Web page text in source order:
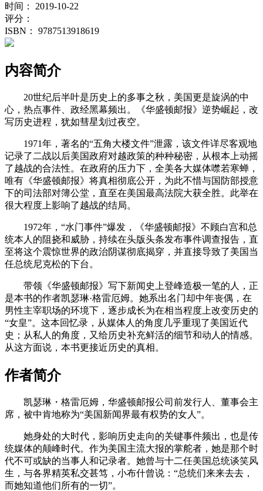
时间：
2019-10-22
评分：
ISBN：
9787513918619
内容简介
20世纪后半叶是历史上的多事之秋，美国更是旋涡的中
心，热点事件、政经黑幕频出。《华盛顿邮报》逆势崛起，改
写历史进程，犹如彗星划过夜空。
1971年，著名的“五角大楼文件”泄露，该文件详尽客观地
记录了二战以后美国政府对越政策的种种秘密，从根本上动摇
了越战的合法性。在政府的压力下，全美各大媒体噤若寒蝉，
唯有《华盛顿邮报》将真相彻底公开，为此不惜与国防部授意
下的司法部对簿公堂，直至在美国最高法院大获全胜。此举在
很大程度上影响了越战的结局。
1972年，“水门事件”爆发，《华盛顿邮报》不顾白宫和总
统本人的阻挠和威胁，持续在头版头条发布事件调查报告，直
至将这个震惊世界的政治阴谋彻底揭穿，并直接导致了美国当
任总统尼克松的下台。
带领《华盛顿邮报》写下新闻史上登峰造极一笔的人，正
是本书的作者凯瑟琳·格雷厄姆。她系出名门却中年丧偶，在
男性主宰职场的环境下，逐步成长为在相当程度上改变历史的
“女皇”。这本回忆录，从媒体人的角度几乎重现了美国近代
史；从私人的角度，又给历史补充鲜活的细节和动人的情感。
从这方面说，本书更接近历史的真相。
作者简介
凯瑟琳・格雷厄姆，华盛顿邮报公司前发行人、董事会主
席，被中肯地称为“美国新闻界最有权势的女人”。
她身处的大时代，影响历史走向的关键事件频出，也是传
统媒体的颠峰时代。作为美国主流大报的掌舵者，她是那个时
代不可或缺的当事人和记录者。她曾与十二任美国总统谈笑风
生，与各界精英私交甚笃，小布什曾说：“总统们来来去去，
而她知道他们所有的一切”。